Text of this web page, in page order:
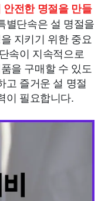
전한 명절을 만들
별단속은 설 명절을
지키기 위한 중요
속이 지속적으로
을 구매할 수 있도
고 즐거운 설 명절
이 필요합니다.